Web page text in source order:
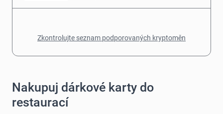
Zkontrolujte seznam podporovaných kryptoměn
Nakupuj dárkové karty do
restaurací